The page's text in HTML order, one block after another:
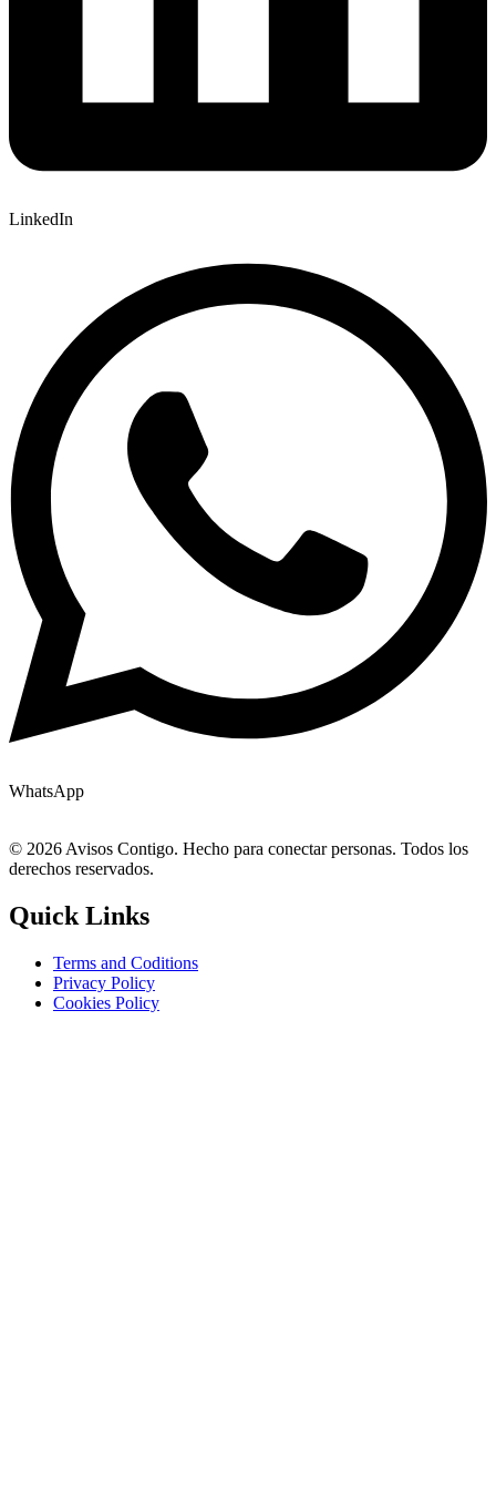
LinkedIn
WhatsApp
© 2026 Avisos Contigo. Hecho para conectar personas. Todos los
derechos reservados.
Quick Links
Terms and Coditions
Privacy Policy
Cookies Policy